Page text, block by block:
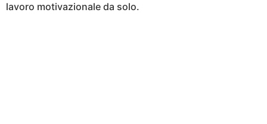
lavoro motivazionale da solo.